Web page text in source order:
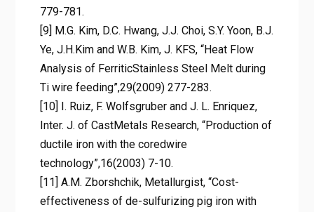
779-781.
[9] M.G. Kim, D.C. Hwang, J.J. Choi, S.Y. Yoon, B.J.
Ye, J.H.Kim and W.B. Kim, J. KFS, “Heat Flow
Analysis of FerriticStainless Steel Melt during
Ti wire feeding”,29(2009) 277-283.
[10] I. Ruiz, F. Wolfsgruber and J. L. Enriquez,
Inter. J. of CastMetals Research, “Production of
ductile iron with the coredwire
technology”,16(2003) 7-10.
[11] A.M. Zborshchik, Metallurgist, “Cost-
effectiveness of de-sulfurizing pig iron with